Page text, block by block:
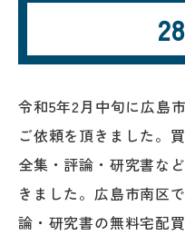
令和5年2月中旬に広島
ご依頼を頂きました。
全集・評論・研究書な
きました。広島市南区
論・研究書の無料宅配